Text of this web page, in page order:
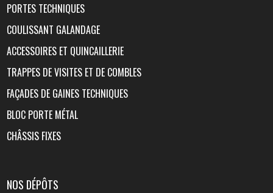
PORTES TECHNIQUES
COULISSANT GALANDAGE
ACCESSOIRES ET QUINCAILLERIE
TRAPPES DE VISITES ET DE COMBLES
FAÇADES DE GAINES TECHNIQUES
BLOC PORTE MÉTAL
CHÂSSIS FIXES
NOS DÉPÔTS